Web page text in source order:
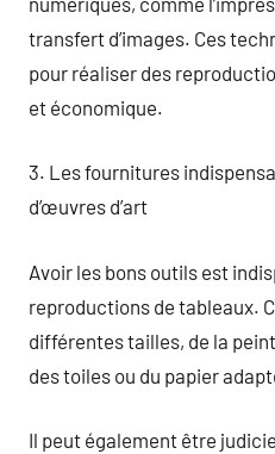
transfert d’images. Ces
pour réaliser des
et économique.
3. Les fournitures
d’œuvres d’art
Avoir les bons outils est
reproductions de tableaux.
différentes tailles, de la
des toiles ou du papier
Il peut également être